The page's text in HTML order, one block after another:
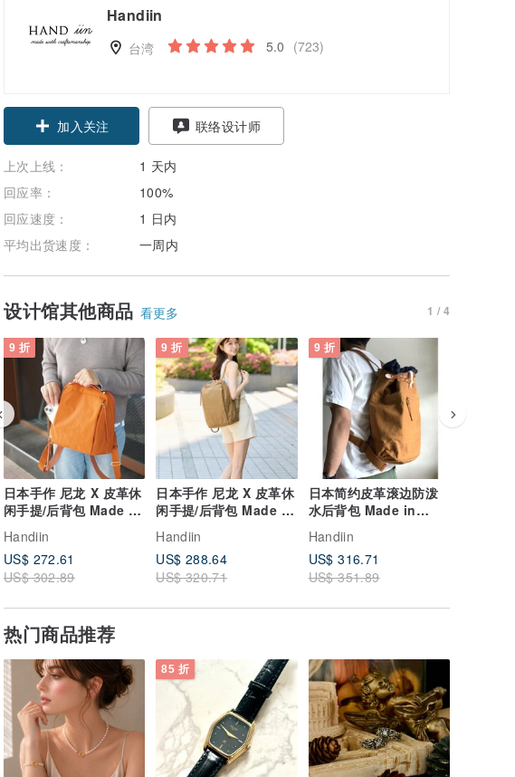
Handiin
台湾 5.0 (723)
领优惠券
加入关注
联络设计师
上次上线：
1 天内
回应率：
100%
回应速度：
1 日内
平均出货速度：
一周内
设计馆其他商品 看更多 1 / 4
9 折
日本手作 尼龙 X 皮革休
闲手提/后背包 Made in
Japan by Baggy Port
Handiin
US$ 272.61
US$ 302.89
9 折
日本手作 尼龙 X 皮革休
闲手提/后背包 Made in
Japan by Baggy Port
Handiin
US$ 288.64
US$ 320.71
9 折
日本简约皮革滚边防泼
水后背包 Made in
Japan by SUOLO
Handiin
US$ 316.71
US$ 351.89
热门商品推荐
85 折